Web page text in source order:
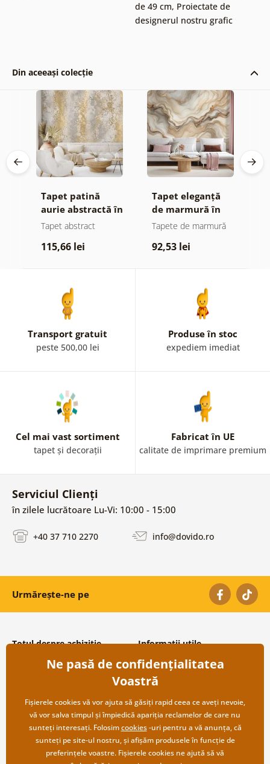
de 49 cm, Proiectate de
designerul nostru grafic
Din aceeași colecție
Tapet patină
aurie abstractă în
stil glamour
Tapet abstract
115,66 lei
Tapet eleganță
de marmură în
tonuri aurii
Tapete de marmură
92,53 lei
Transport gratuit
peste 500,00 lei
Produse în stoc
expediem imediat
Cel mai vast sortiment
tapet și decorații
Fabricat în UE
calitate de imprimare premium
Serviciul Clienți
în zilele lucrătoare Lu-Vi: 10:00 - 15:00
+40 37 710 2270 info@dovido.ro
Urmărește-ne pe
Totul despre achiziție
Condiții și termeni generali
Protecția datelor personale
Transport și modalități de plată
Returnare
Informații utile
Despre noi
Întrebări frecvente
Contacte
Cooperare angro
Ne pasă de confidențialitatea
Voastră
Fișierele cookies vă vor ajuta să găsiți rapid ceea ce aveți nevoie,
vă vor salva timpul și împiedică apariția reclamelor de care nu
sunteți interesați. Folosimcookies-uri pentru a vă anunța, că
sunteți pe site-ul nostru, și afișăm produsele în funcție de
preferințele voastre. Fișierele cookies ne ajută să vă